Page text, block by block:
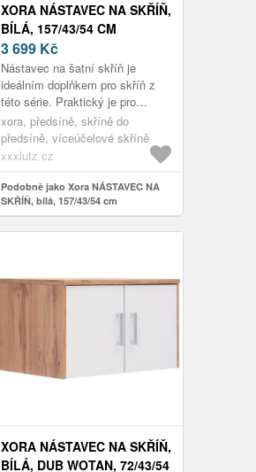
XORA NÁSTAVEC NA SKŘÍŇ,
BÍLÁ, 157/43/54 CM
3 699 Kč
Nástavec na šatní skříň je
ideálním doplňkem pro skříň z
této série. Praktický je pro
uskladnění například zimního
oblečení, sportovních doplňků
ne...
xora, předsíně, skříně do
předsíně, víceúčelové skříně
xxxlutz.cz
Podobně jako Xora NÁSTAVEC NA
SKŘÍŇ, bílá, 157/43/54 cm
XORA NÁSTAVEC NA SKŘÍŇ,
BÍLÁ, DUB WOTAN, 72/43/54